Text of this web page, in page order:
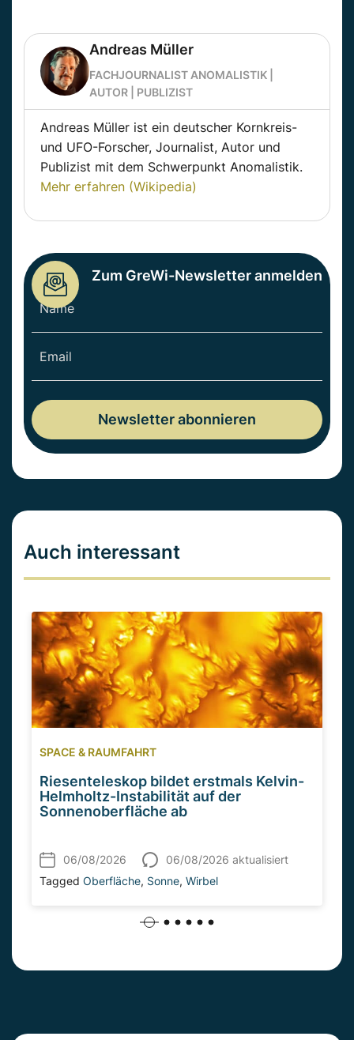
Andreas Müller
FACHJOURNALIST ANOMALISTIK |
AUTOR | PUBLIZIST
Andreas Müller ist ein deutscher Kornkreis-
und UFO-Forscher, Journalist, Autor und
Publizist mit dem Schwerpunkt Anomalistik.
Mehr erfahren (Wikipedia)
Zum GreWi-Newsletter anmelden
Auch interessant
SPACE & RAUMFAHRT
Riesenteleskop bildet erstmals Kelvin-
Helmholtz-Instabilität auf der
Sonnenoberfläche ab
06/08/2026
06/08/2026 aktualisiert
Tagged Oberfläche, Sonne, Wirbel